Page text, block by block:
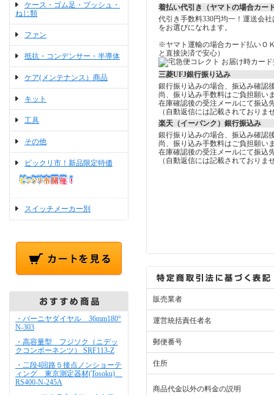
ケース・ゴム足・ブッシュ・
ねじ類
ファン
抵抗・コンデンサー・半導体
ケア(メンテナンス）商品
キット
工具
その他
ビックリ市！新品限定特価
スイッチメーカー別
・バーニヤダイヤル 36mm180°
N-303
・高容量型 フジソク（ニデッ
クコンポーネンツ） SRF113-Z
・二段4回路５接点ノンショーテ
ィング 東京測定器材(Tosoku)
RS400-N-245A
着払い代引き（ヤマトの場合カー
代引き手数料330円均一！運送会
をお選びになれます。
※ヤマト運輸の場合カード払いＯ
と直接決済で安心）
三菱UFJ銀行振り込み
銀行振り込みの場合、振込み確認
尚、振り込み手数料はご負担願い
在庫確認後の受注メールにて振込
（自動返信には記載されておりま
楽天（イーバンク）銀行振込み
銀行振り込みの場合、振込み確認
尚、振り込み手数料はご負担願い
在庫確認後の受注メールにて振込
（自動返信には記載されておりま
販売業者
運営統括責任者名
郵便番号
住所
商品代金以外の料金の説明